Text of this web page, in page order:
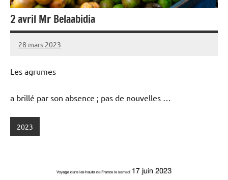
2 avril Mr Belaabidia
28 mars 2023
admin
Les agrumes
a brillé par son absence ; pas de nouvelles …
2023